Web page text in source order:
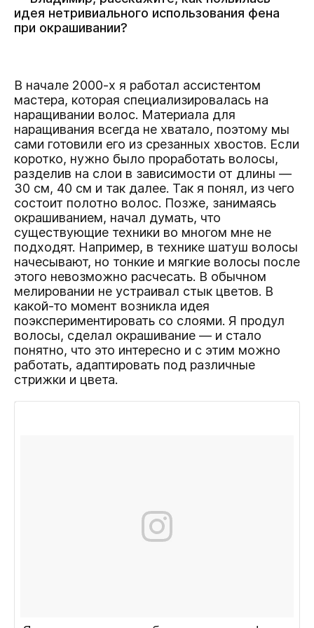
идея нетривиального использования фена
при окрашивании?
В начале 2000-х я работал ассистентом
мастера, которая специализировалась на
наращивании волос. Материала для
наращивания всегда не хватало, поэтому мы
сами готовили его из срезанных хвостов. Если
коротко, нужно было проработать волосы,
разделив на слои в зависимости от длины —
30 см, 40 см и так далее. Так я понял, из чего
состоит полотно волос. Позже, занимаясь
окрашиванием, начал думать, что
существующие техники во многом мне не
подходят. Например, в технике шатуш волосы
начесывают, но тонкие и мягкие волосы после
этого невозможно расчесать. В обычном
мелировании не устраивал стык цветов. В
какой-то момент возникла идея
поэкспериментировать со слоями. Я продул
волосы, сделал окрашивание — и стало
понятно, что это интересно и с этим можно
работать, адаптировать под различные
стрижки и цвета.